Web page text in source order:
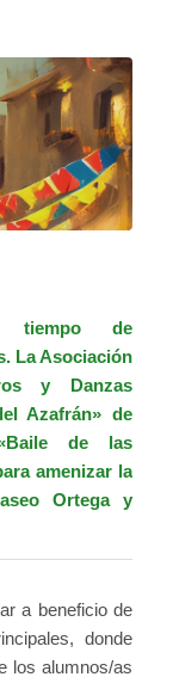
tiempo de
LaAsociación
y Danzas
Azafrán» de
de las
amenizar la
Ortega y
a beneficio de
donde
los alumnos/as